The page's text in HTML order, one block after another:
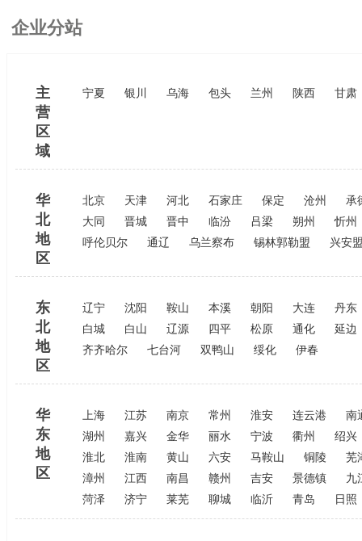
企业分站
主
营
区
域
宁夏 银川 乌海 包头 兰州 陕西 甘肃
华
北
地
区
北京 天津 河北 石家庄 保定 沧州
承
大同
晋城 晋中 临汾 吕梁 朔州
忻州
呼伦贝尔
通辽 乌兰察布 锡林郭勒盟 兴安
东
北
地
区
辽宁 沈阳 鞍山 本溪 朝阳 大连
丹东
白城
白山 辽源 四平 松原 通化
延边
齐齐哈尔
七台河 双鸭山 绥化 伊春
华
东
地
区
上海 江苏 南京 常州 淮安 连云港
南
湖州
嘉兴 金华 丽水 宁波 衢州
绍兴
淮北
淮南 黄山 六安 马鞍山 铜陵
芜
漳州
江西 南昌 赣州 吉安 景德镇
九
菏泽
济宁 莱芜 聊城 临沂 青岛 日照